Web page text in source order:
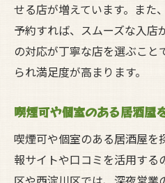
せる店が増えています。また
予約すれば、スムーズな入店
の対応が丁寧な店を選ぶこと
られ満足度が高まります。
喫煙可や個室のある居酒屋
喫煙可や個室のある居酒屋を
報サイトや口コミを活用する